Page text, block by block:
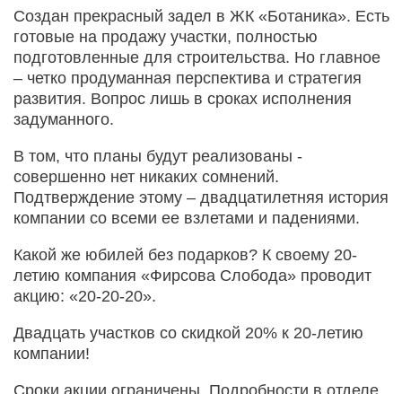
Создан прекрасный задел в ЖК «Ботаника». Есть
готовые на продажу участки, полностью
подготовленные для строительства. Но главное
– четко продуманная перспектива и стратегия
развития. Вопрос лишь в сроках исполнения
задуманного.
В том, что планы будут реализованы -
совершенно нет никаких сомнений.
Подтверждение этому – двадцатилетняя история
компании со всеми ее взлетами и падениями.
Какой же юбилей без подарков? К своему 20-
летию компания «Фирсова Слобода» проводит
акцию: «20-20-20».
Двадцать участков со скидкой 20% к 20-летию
компании!
Сроки акции ограничены. Подробности в отделе